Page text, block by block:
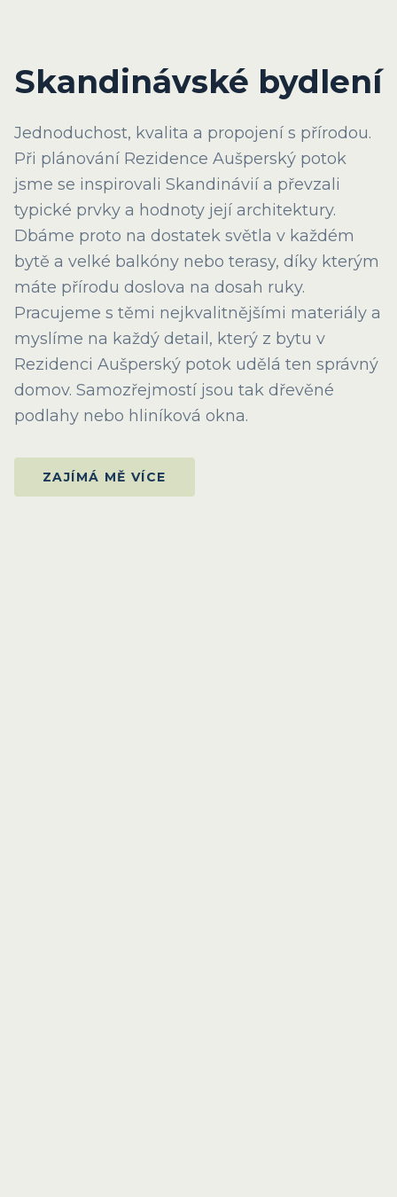
Skandinávské bydlení
Jednoduchost, kvalita a propojení s přírodou.
Při plánování Rezidence Aušperský potok
jsme se inspirovali Skandinávií a převzali
typické prvky a hodnoty její architektury.
Dbáme proto na dostatek světla v každém
bytě a velké balkóny nebo terasy, díky kterým
máte přírodu doslova na dosah ruky.
Pracujeme s těmi nejkvalitnějšími materiály a
myslíme na každý detail, který z bytu v
Rezidenci Aušperský potok udělá ten správný
domov. Samozřejmostí jsou tak dřevěné
podlahy nebo hliníková okna.
ZAJÍMÁ MĚ VÍCE